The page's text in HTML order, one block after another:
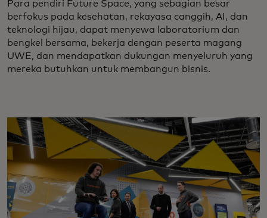
Para pendiri Future Space, yang sebagian besar
berfokus pada kesehatan, rekayasa canggih, AI, dan
teknologi hijau, dapat menyewa laboratorium dan
bengkel bersama, bekerja dengan peserta magang
UWE, dan mendapatkan dukungan menyeluruh yang
mereka butuhkan untuk membangun bisnis.